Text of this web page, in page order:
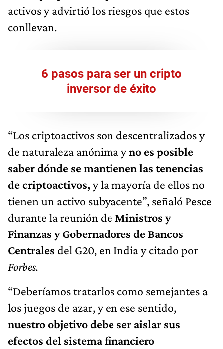
activos y advirtió los riesgos que estos
conllevan.
6 pasos para ser un cripto
inversor de éxito
“Los criptoactivos son descentralizados y
de naturaleza anónima yno es posible
saber dónde se mantienen las tenencias
de criptoactivos,y la mayoría de ellos no
tienen un activo subyacente”, señaló Pesce
durante la reunión de Ministros y
Finanzas y Gobernadores de Bancos
Centrales del G20, en India y citado por
Forbes.
“Deberíamos tratarlos como semejantes a
los juegos de azar, y en ese sentido,
nuestro objetivo debe ser aislar sus
efectos del sistema financiero